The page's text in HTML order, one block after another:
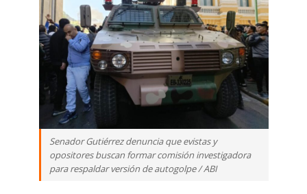
Senador Gutiérrez denuncia que evistas y
opositores buscan formar comisión investigadora
para respaldar versión de autogolpe / ABI